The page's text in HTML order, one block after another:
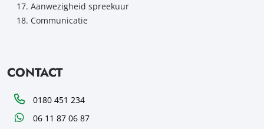
Aanwezigheid spreekuur
Communicatie
CONTACT
Telefoon0180 451 234
WhatsApp06 11 87 06 87